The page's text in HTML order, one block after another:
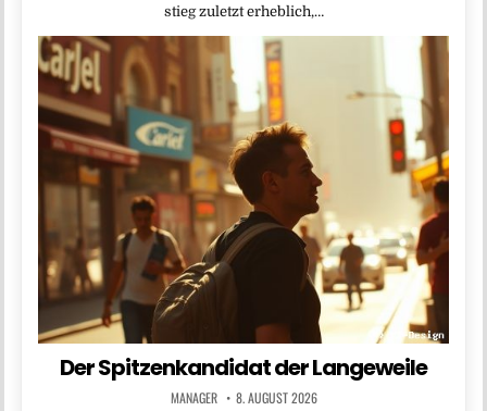
stieg zuletzt erheblich,…
Der Spitzenkandidat der Langeweile
MANAGER 8. AUGUST 2026